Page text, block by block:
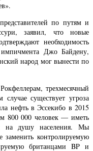
по путям и
заявил, что новые
необходимость
импичмента Джо Байдену,
народ мог вынести по
трехмесячный
существует угроза
нефть в Эссекибо в 2015
800 000 человек — иметь
на душу населения. Мы
контролируемую
британцами BP и